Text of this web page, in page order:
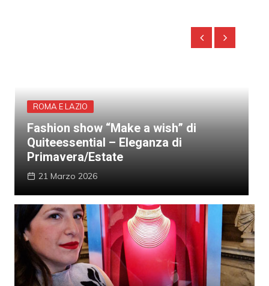
ROMA E LAZIO
Fashion show “Make a wish” di
Quiteessential – Eleganza di
Primavera/Estate
21 Marzo 2026